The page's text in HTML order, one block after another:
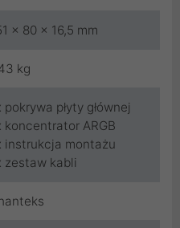
x 80 x 16,5 mm
kg
pokrywa płyty głównej
koncentrator ARGB
instrukcja montażu
zestaw kabli